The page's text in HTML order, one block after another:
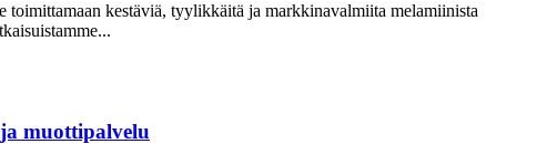
kestäviä, tyylikkäitä ja markkinavalmiita melamiinista
muottipalvelu